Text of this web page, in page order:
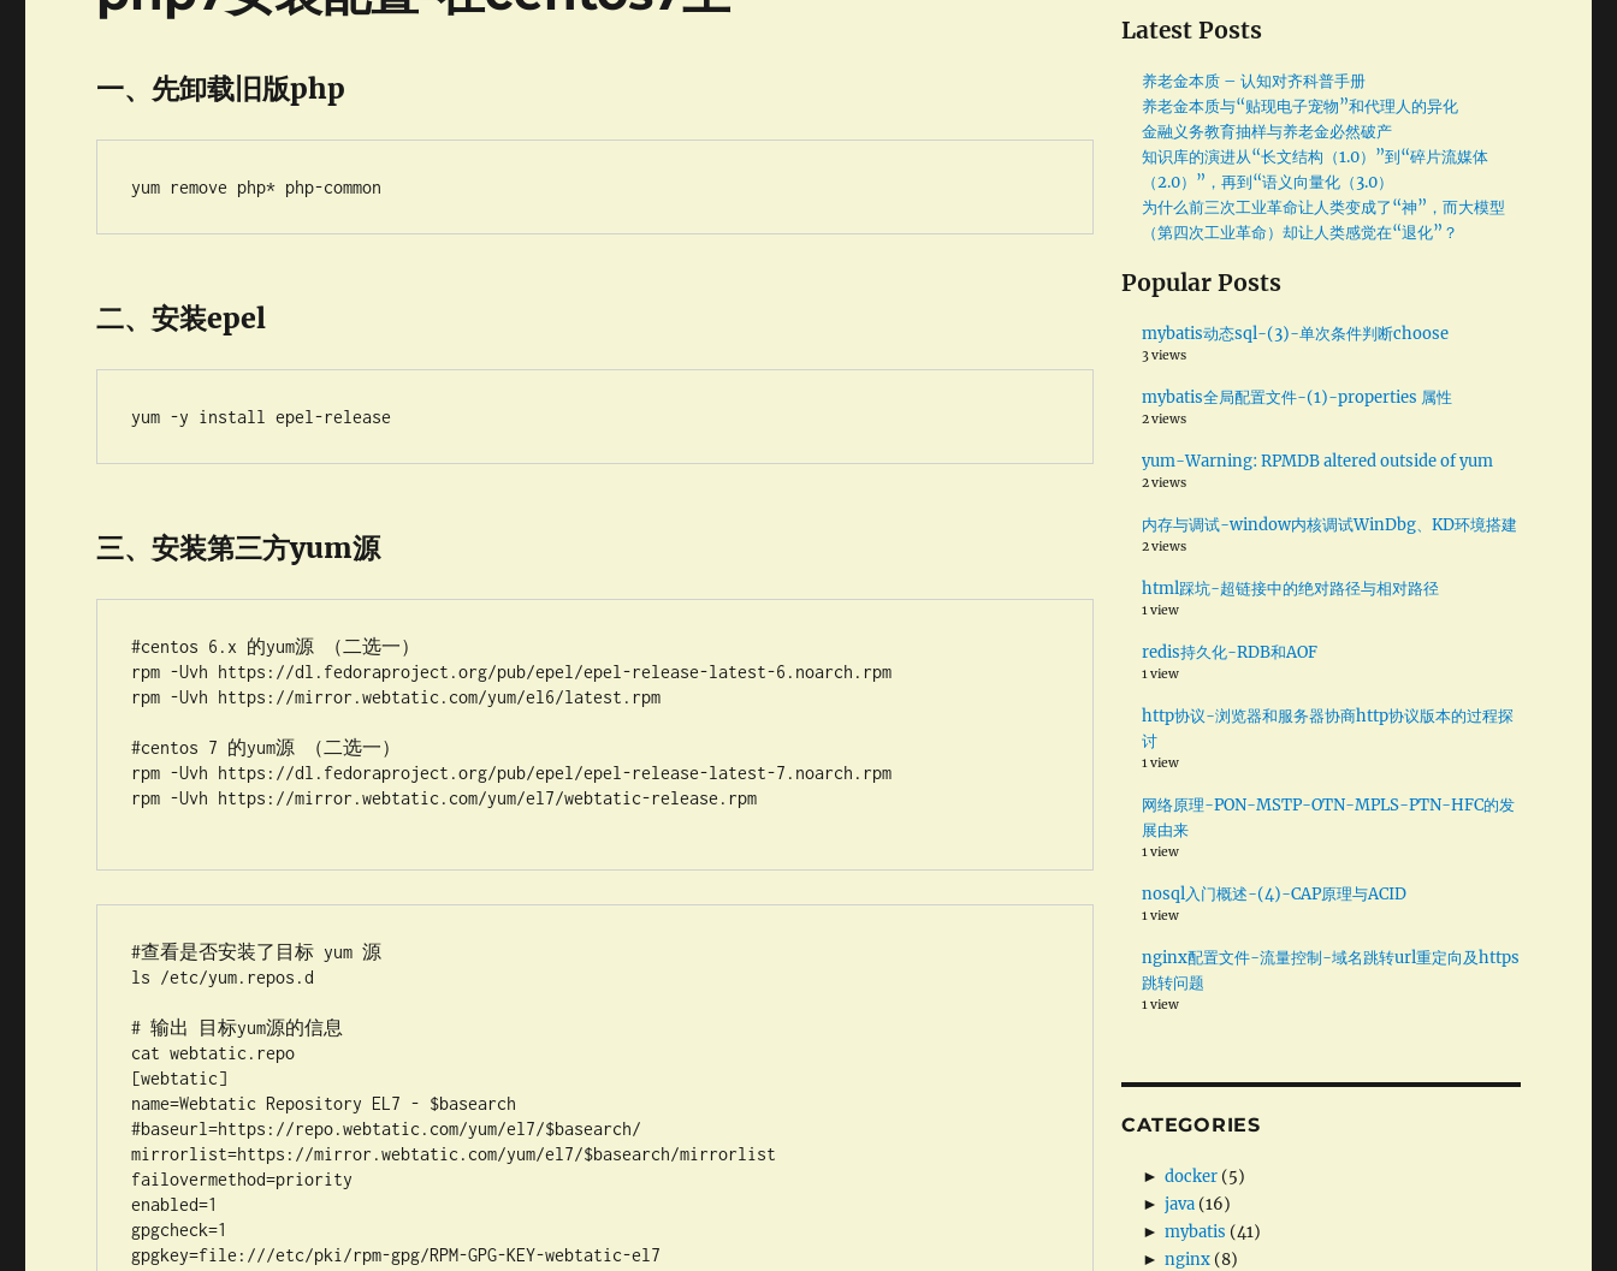
一、先卸载旧版php
yum remove php* php-common
二、安装epel
yum -y install epel-release
三、安装第三方yum源
#centos 6.x 的yum源 （二选一）
rpm -Uvh https://dl.fedoraproject.org/pub/epel/epel-release-latest-6.noarch.rpm
rpm -Uvh https://mirror.webtatic.com/yum/el6/latest.rpm
#centos 7 的yum源 （二选一）
rpm -Uvh https://dl.fedoraproject.org/pub/epel/epel-release-latest-7.noarch.rpm
rpm -Uvh https://mirror.webtatic.com/yum/el7/webtatic-release.rpm
#查看是否安装了目标 yum 源
ls /etc/yum.repos.d
# 输出 目标yum源的信息
cat webtatic.repo
[webtatic]
name=Webtatic Repository EL7 - $basearch
#baseurl=https://repo.webtatic.com/yum/el7/$basearch/
mirrorlist=https://mirror.webtatic.com/yum/el7/$basearch/mirrorlist
failovermethod=priority
enabled=1
gpgcheck=1
gpgkey=file:///etc/pki/rpm-gpg/RPM-GPG-KEY-webtatic-el7
Latest Posts
养老金本质 – 认知对齐科普手册
养老金本质与“贴现电子宠物”和代理人的异化
金融义务教育抽样与养老金必然破产
知识库的演进从“长文结构（1.0）”到“碎片流媒体
（2.0）”，再到“语义向量化（3.0）
为什么前三次工业革命让人类变成了“神”，而大模型
（第四次工业革命）却让人类感觉在“退化”？
Popular Posts
mybatis动态sql-(3)-单次条件判断choose
3 views
mybatis全局配置文件-(1)-properties 属性
2 views
yum-Warning: RPMDB altered outside of yum
2 views
内存与调试-window内核调试WinDbg、KD环境搭建
2 views
html踩坑-超链接中的绝对路径与相对路径
1 view
redis持久化-RDB和AOF
1 view
http协议-浏览器和服务器协商http协议版本的过程探
讨
1 view
网络原理-PON-MSTP-OTN-MPLS-PTN-HFC的发
展由来
1 view
nosql入门概述-(4)-CAP原理与ACID
1 view
nginx配置文件-流量控制-域名跳转url重定向及https
跳转问题
1 view
CATEGORIES
► docker(5)
► java(16)
► mybatis (41)
► nginx(8)